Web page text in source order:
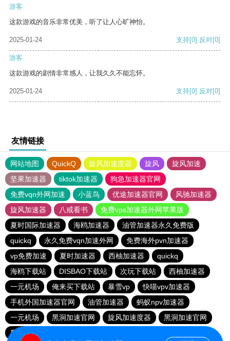
游客
这款游戏的音乐非常优美，听了让人心旷神怡。
2025-01-24 支持[0] 反对[0]
游客
这款游戏的剧情非常感人，让我久久不能忘怀。
2025-01-24 支持[0] 反对[0]
友情链接
网站地图 QuickQ 旋风加速度器 旋风
旋风加速
坚果加速器
tiktok加速器
狗急加速器官网
免费vqn外网加速
小蓝鸟 优途加速器官网
风驰加速器
旋风加速器
八戒看书
免费vps加速器外网苹果版
夏时国际加速器
海鸥加速器
油管加速器永久免费版
quickq
永久免费vqn加速外网
免费海外pvn加速器
vp免费加速
夏时加速器 西柚加速器
quickq
海鸥下载站
DISBAO下载站 次玩下载站
西柚加速器
一元机场
俺来买下载站 暴雪vp
快喵vpv加速器
手机外国加速器官网
油管加速器
蚂蚁npv加速器
一元机场
黑洞加速官网 旋风加速度器
黑洞加速官网
爬墙专用加速器